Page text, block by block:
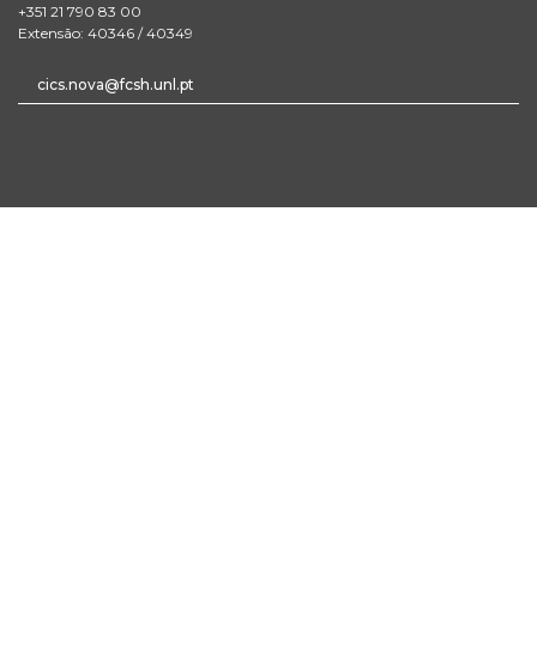
+351 21 790 83 00
Extensão: 40346 / 40349
cics.nova@fcsh.unl.pt